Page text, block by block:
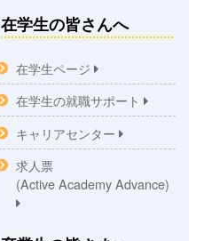
在学生の皆さんへ
在学生ページ
在学生の就職サポート
キャリアセンター
求人票
(Active Academy Advance)